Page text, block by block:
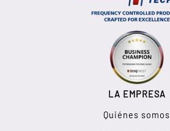
LA EMPRESA
Quiénes somos